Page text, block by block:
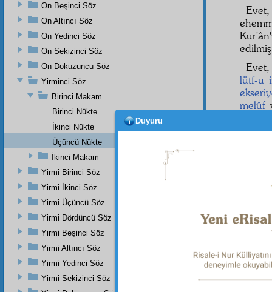
lütf-u
melûf
On Beşinci Söz
On Altıncı Söz
On Yedinci Söz
On Sekizinci Söz
On Dokuzuncu Söz
Yirminci Söz
Birinci Makam
Birinci Nükte
İkinci Nükte
Üçüncü Nükte
İkinci Makam
Yirmi Birinci Söz
Yirmi İkinci Söz
Yirmi Üçüncü Söz
Yirmi Dördüncü Söz
Yirmi Beşinci Söz
Yirmi Altıncı Söz
Yirmi Yedinci Söz
Yirmi Sekizinci Söz
Duyuru